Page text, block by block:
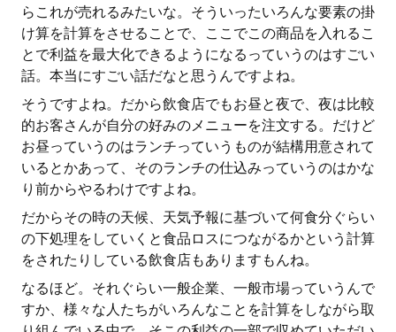
らこれが売れるみたいな。そういったいろんな要素の掛
け算を計算をさせることで、ここでこの商品を入れるこ
とで利益を最大化できるようになるっていうのはすごい
話。本当にすごい話だなと思うんですよね。
そうですよね。だから飲食店でもお昼と夜で、夜は比較
的お客さんが自分の好みのメニューを注文する。だけど
お昼っていうのはランチっていうものが結構用意されて
いるとかあって、そのランチの仕込みっていうのはかな
り前からやるわけですよね。
だからその時の天候、天気予報に基づいて何食分ぐらい
の下処理をしていくと食品ロスにつながるかという計算
をされたりしている飲食店もありますもんね。
なるほど。それぐらい一般企業、一般市場っていうんで
すか、様々な人たちがいろんなことを計算をしながら取